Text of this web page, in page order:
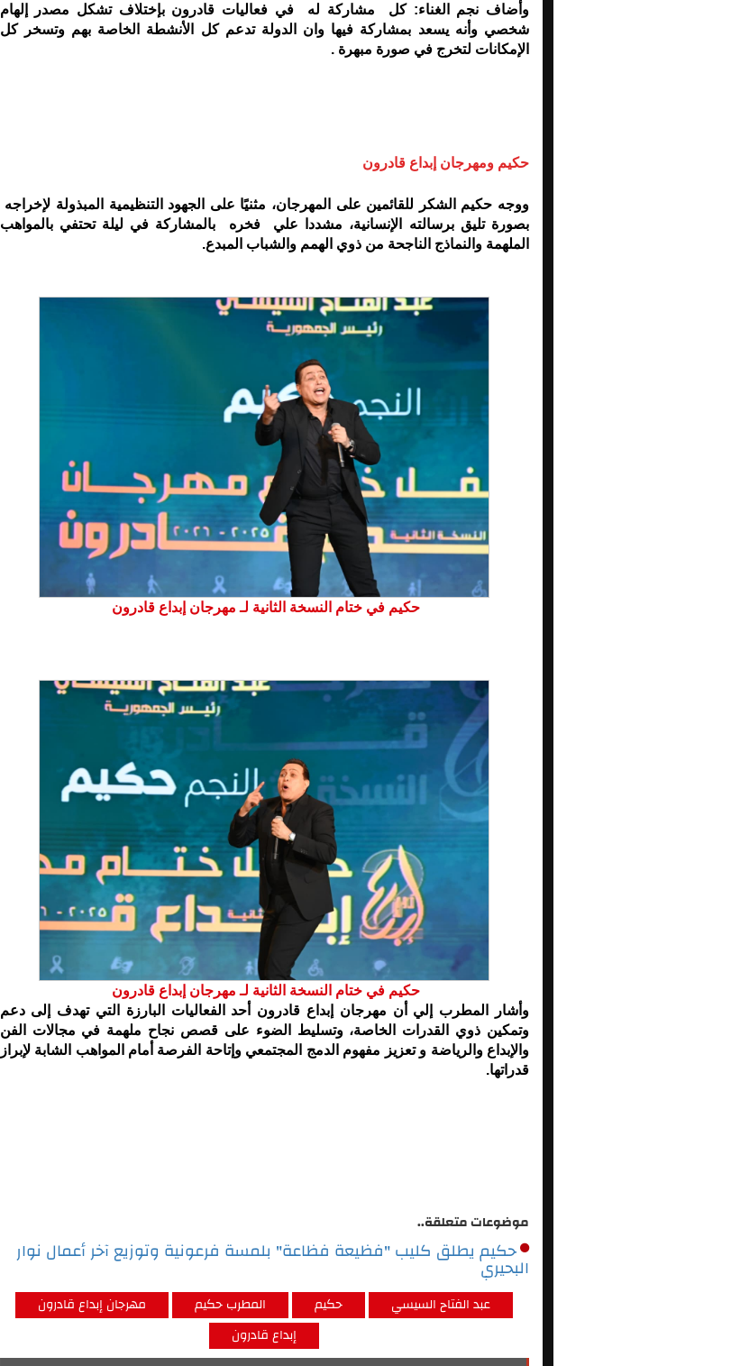
وأضاف نجم الغناء: كل مشاركة له في فعاليات قادرون بإختلاف تشكل مصدر إلهام
شخصي وأنه يسعد بمشاركة فيها وان الدولة تدعم كل الأنشطة الخاصة بهم وتسخر كل
الإمكانات لتخرج في صورة مبهرة .
حكيم ومهرجان إبداع قادرون
ووجه حكيم الشكر للقائمين على المهرجان، مثنيًا على الجهود التنظيمية المبذولة لإخراجه
بصورة تليق برسالته الإنسانية، مشددا علي فخره بالمشاركة في ليلة تحتفي بالمواهب
الملهمة والنماذج الناجحة من ذوي الهمم والشباب المبدع.
حكيم في ختام النسخة الثانية لـ مهرجان إبداع قادرون
حكيم في ختام النسخة الثانية لـ مهرجان إبداع قادرون
وأشار المطرب إلي أن مهرجان إبداع قادرون أحد الفعاليات البارزة التي تهدف إلى دعم
وتمكين ذوي القدرات الخاصة، وتسليط الضوء على قصص نجاح ملهمة في مجالات الفن
والإبداع والرياضة و تعزيز مفهوم الدمج المجتمعي وإتاحة الفرصة أمام المواهب الشابة لإبراز
قدراتها.
موضوعات متعلقة..
حكيم يطلق كليب "فظيعة فظاعة" بلمسة فرعونية وتوزيع آخر أعمال نوار
البحيري
مهرجان إبداع قادرون المطرب حكيم حكيم
عبد الفتاح السيسي
إبداع قادرون